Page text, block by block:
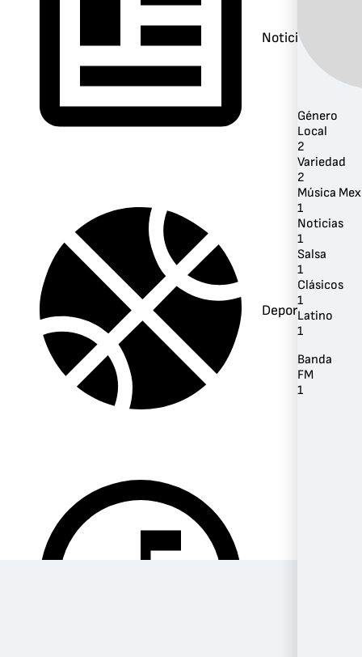
Noticias
Deportes
Género
Local
2
Variedad
2
Música
1
Noticias
1
Salsa
1
Clásicos
1
Latino
1
Banda
FM
1